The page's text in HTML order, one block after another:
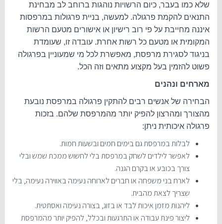
שלא כמו בעבר, כיום הרשויות נוהגות ברוחב לב מבחינת
התנאים להקמת פרגולה. למעשה, בניית פרגולות במרפסות
איננה מחייבת על פי רוב רישיון או אישורים מטעם הרשות
המקומית או מטעם כל רשות אחרת. עובדה זו, שעומדת
בניגוד לסגירת מרפסת, מאפשרת לכל מי שמעוניין בפרגולה
פשוט להזמין בעל מקצוע מתאים וזה הכל.
מארחים ונהנים
הבחירה של אנשים רבים להתקין פרגולה במרפסת נובעת
מהצורך ומהרצון להפיק יותר מהמרפסת שלהם. בזכות
פרגולה איכותית ניתן:
לבלות במרפסת גם בימים חמים ובשעות חמות.
לאפשר לילדים לשחק במרפסת בלי לחשוש ממכת שמש ובלי
צורך בכובע או בקרם הגנה.
לארח בני משפחה או חברים לארוחה נעימה באווירה נעימה, בלי
שצריך לצאת מהבית.
ליהנות מזמן איכות לבד או בזוג, בצורה נעימה ואסתטית.
ליצור פינת עבודה או התרגעות ובכלל, להפיק יותר מהמרפסת